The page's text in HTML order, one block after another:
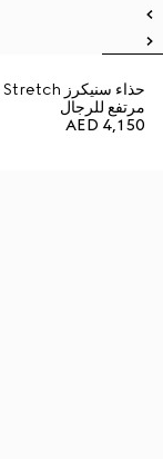
مرتفع للرجال
AED 4,150